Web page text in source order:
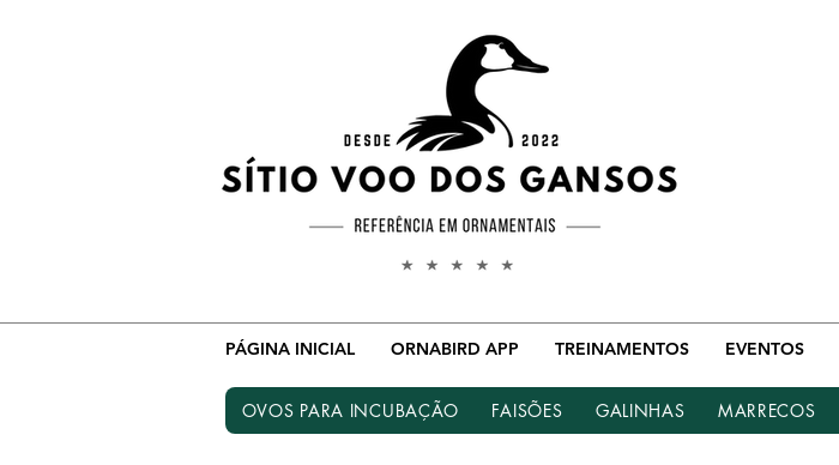
PÁGINA INICIAL ORNABIRD APP TREINAMENTOS EVENTOS
OVOS PARA INCUBAÇÃO FAISÕES GALINHAS MARRECOS